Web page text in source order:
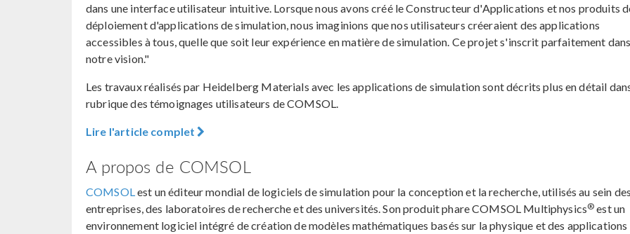
dans une interface utilisateur intuitive. Lorsque nous avons créé le Constructeur d'Applications et nos produits
déploiement d'applications de simulation, nous imaginions que nos utilisateurs créeraient des applications
accessibles à tous, quelle que soit leur expérience en matière de simulation. Ce projet s'inscrit parfaitement dans
notre vision."
Les travaux réalisés par Heidelberg Materials avec les applications de simulation sont décrits plus en détail
rubrique des témoignages utilisateurs de COMSOL.
Lire l'article complet
A propos de COMSOL
COMSOLest un éditeur mondial de logiciels de simulation pour la conception et la recherche, utilisés au sein des
entreprises, des laboratoires de recherche et des universités. Son produit phare COMSOL Multiphysics® est un
environnement logiciel intégré de création de modèles mathématiques basés sur la physique et des applications